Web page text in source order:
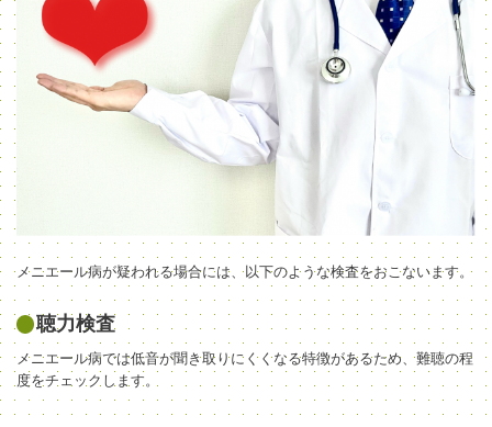
メニエール病が疑われる場合には、以下のような検査をおこないます。
聴力検査
メニエール病では低音が聞き取りにくくなる特徴があるため、難聴の程
度をチェックします。